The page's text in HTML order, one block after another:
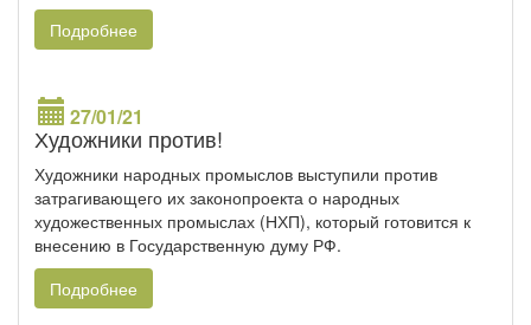
Подробнее
27/01/21
Художники против!
Художники народных промыслов выступили против
затрагивающего их законопроекта о народных
художественных промыслах (НХП), который готовится к
внесению в Государственную думу РФ.
Подробнее